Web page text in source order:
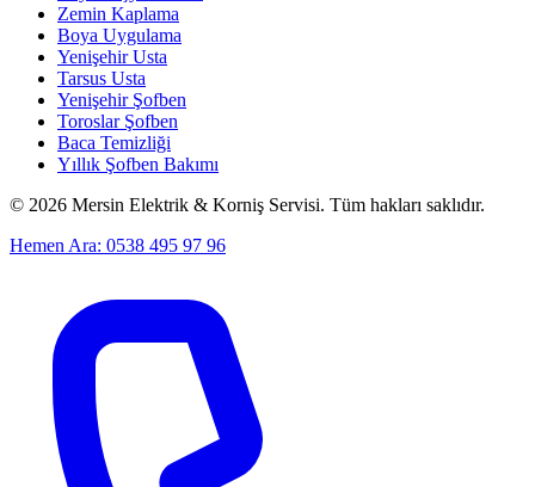
Zemin Kaplama
Boya Uygulama
Yenişehir Usta
Tarsus Usta
Yenişehir Şofben
Toroslar Şofben
Baca Temizliği
Yıllık Şofben Bakımı
© 2026 Mersin Elektrik & Korniş Servisi. Tüm hakları saklıdır.
Hemen Ara: 0538 495 97 96